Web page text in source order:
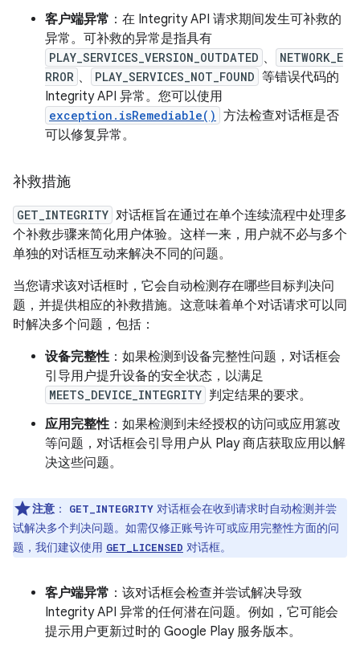
客户端异常 ：在 Integrity API 请求期间发生可补救的
异常。可补救的异常是指具有
PLAY_SERVICES_VERSION_OUTDATED 、
NETWORK_E
RROR 、 PLAY_SERVICES_NOT_FOUND 等错误代码的
Integrity API 异常。您可以使用
exception.isRemediable() 方法检查对话框是否
可以修复异常。
补救措施
GET_INTEGRITY 对话框旨在通过在单个连续流程中处理多
个补救步骤来简化用户体验。这样一来，用户就不必与多个
单独的对话框互动来解决不同的问题。
当您请求该对话框时，它会自动检测存在哪些目标判决问
题，并提供相应的补救措施。这意味着单个对话请求可以同
时解决多个问题，包括：
设备完整性 ：如果检测到设备完整性问题，对话框会
引导用户提升设备的安全状态，以满足
MEETS_DEVICE_INTEGRITY 判定结果的要求。
应用完整性 ：如果检测到未经授权的访问或应用篡改
等问题，对话框会引导用户从 Play 商店获取应用以解
决这些问题。
注意 ： GET_INTEGRITY 对话框会在收到请求时自动检测并尝
试解决多个判决问题。如需仅修正账号许可或应用完整性方面的问
题，我们建议使用 GET_LICENSED 对话框。
客户端异常 ：该对话框会检查并尝试解决导致
Integrity API 异常的任何潜在问题。例如，它可能会
提示用户更新过时的 Google Play 服务版本。